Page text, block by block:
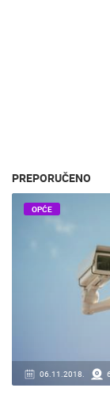
PREPORUČENO
06.11.2018.
OPĆE